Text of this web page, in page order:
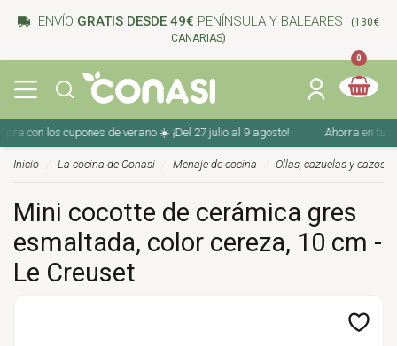
ENVÍO GRATIS DESDE 49€ PENÍNSULA Y BALEARES
(130€
CANARIAS)
0
con los cupones de verano ☀️ ¡Del 27 julio al 9 agosto! Ahorra en tu
Inicio La cocina de Conasi Menaje de cocina Ollas, cazuelas y cazos
Mini cocotte de cerámica gres
esmaltada, color cereza, 10 cm -
Le Creuset